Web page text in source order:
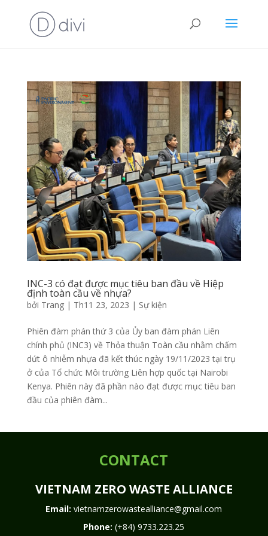
INC-3 có đạt được mục tiêu ban đầu về Hiệp
định toàn cầu về nhựa?
bởi Trang| Th11 23, 2023 | Sự kiện
Phiên đàm phán thứ 3 của Ủy ban đàm phán Liên
chính phủ (INC3) về Thỏa thuận Toàn cầu nhằm chấm
dứt ô nhiễm nhựa đã kết thúc ngày 19/11/2023 tại trụ
ở của Tổ chức Môi trường Liên hợp quốc tại Nairobi
Kenya. Phiên này đã phần nào đạt được mục tiêu ban
đầu của phiên đàm...
CONTACT
VIETNAM ZERO WASTE ALLIANCE
Email: vietnamzerowastealliance@gmail.com
Phone: (+84) 9733.223.25